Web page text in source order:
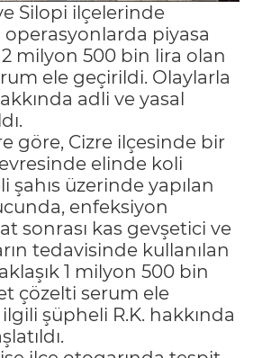
Silopi ilçelerinde
piyasa
milyon 500 bin lira olan
ele geçirildi. Olaylarla
adli ve yasal
göre, Cizre ilçesinde bir
elinde koli
üzerinde yapılan
enfeksiyon
sonrası kas gevşetici ve
tedavisinde kullanılan
1 milyon 500 bin
çözelti serum ele
şüpheli R.K. hakkında